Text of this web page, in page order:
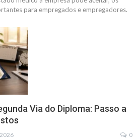
para empregados e empregadores.
Via do Diploma: Passo a
0